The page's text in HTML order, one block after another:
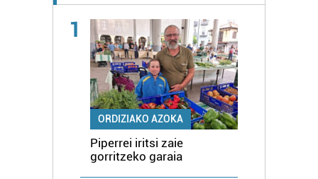
1
ORDIZIAKO AZOKA
Piperrei iritsi zaie
gorritzeko garaia